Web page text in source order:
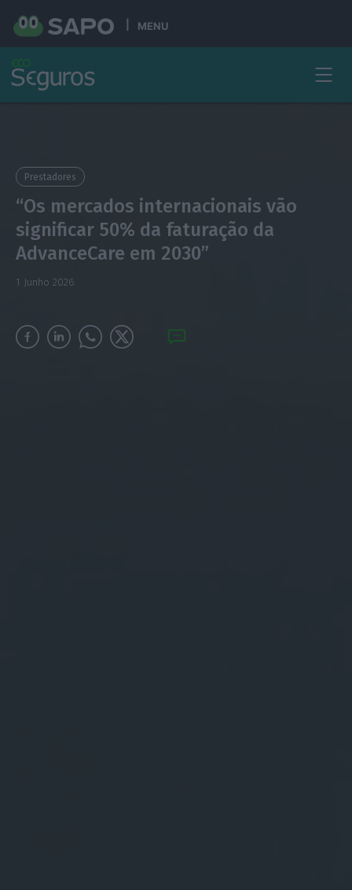
MENU
Prestadores
“Os mercados internacionais vão
significar 50% da faturação da
AdvanceCare em 2030”
1 Junho 2026